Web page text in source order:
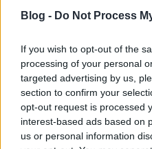
Blog - Do Not Process
If you wish to opt-out of the
processing of your personal
targeted advertising by us,
section to confirm your
opt-out request is processed
interest-based ads based on
us or personal information
- Hétfő
Istentől ihletett,
tanításra!"
Andreas•2023. szeptember 25.